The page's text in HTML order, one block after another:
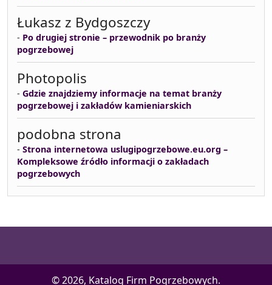
Łukasz z Bydgoszczy
- Po drugiej stronie – przewodnik po branży
pogrzebowej
Photopolis
- Gdzie znajdziemy informacje na temat branży
pogrzebowej i zakładów kamieniarskich
podobna strona
- Strona internetowa uslugipogrzebowe.eu.org –
Kompleksowe źródło informacji o zakładach
pogrzebowych
© 2026, Katalog Firm Pogrzebowych.